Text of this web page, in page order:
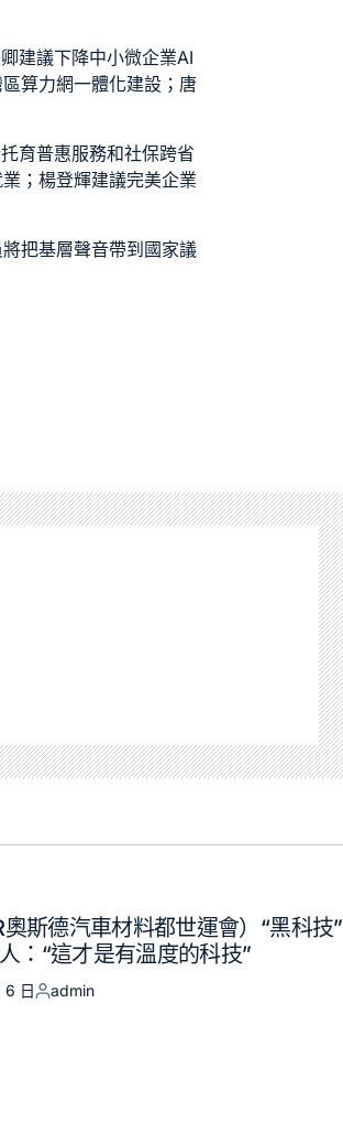
建議下降中小微企業AI
算力網一體化建設；唐
育普惠服務和社保跨省
；楊登輝建議完美企業
把基層聲音帶到國家議
奧斯德汽車材料都世運會）“黑科技”
：“這才是有溫度的科技”
6 日
Posted
admin